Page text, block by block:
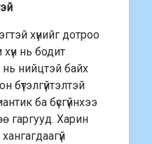
хүнийг дотроо
нь бодит
нийцтэй байх
бүтэлгүйтэлтэй
ба бүсгүйнхээ
гаргууд. Харин